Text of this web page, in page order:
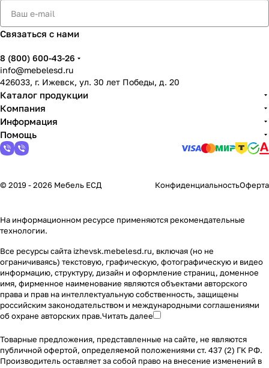
Связаться с нами
8 (800) 600-43-26
info@mebelesd.ru
426033, г. Ижевск, ул. 30 лет Победы, д. 20
Каталог продукции
Компания
Информация
Помощь
© 2019 - 2026 Мебель ЕСД КонфиденциальностьОферта
На информационном ресурсе применяются рекомендательные
технологии.
Все ресурсы сайта izhevsk.mebelesd.ru, включая (но не
ограничиваясь) текстовую, графическую, фотографическую и видео
информацию, структуру, дизайн и оформление страниц, доменное
имя, фирменное наименование являются объектами авторского
права и прав на интеллектуальную собственность, защищены
российским законодательством и международными соглашениями
об охране авторских прав.Читать далее
Товарные предложения, представленные на сайте, не являются
публичной офертой, определяемой положениями ст. 437 (2) ГК РФ.
Производитель оставляет за собой право на внесение изменений в